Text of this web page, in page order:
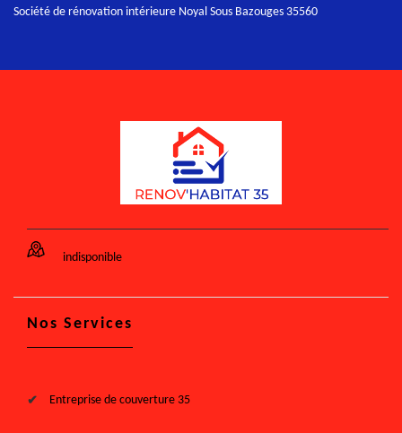
Société de rénovation intérieure Noyal Sous Bazouges 35560
indisponible
Nos Services
Entreprise de couverture 35